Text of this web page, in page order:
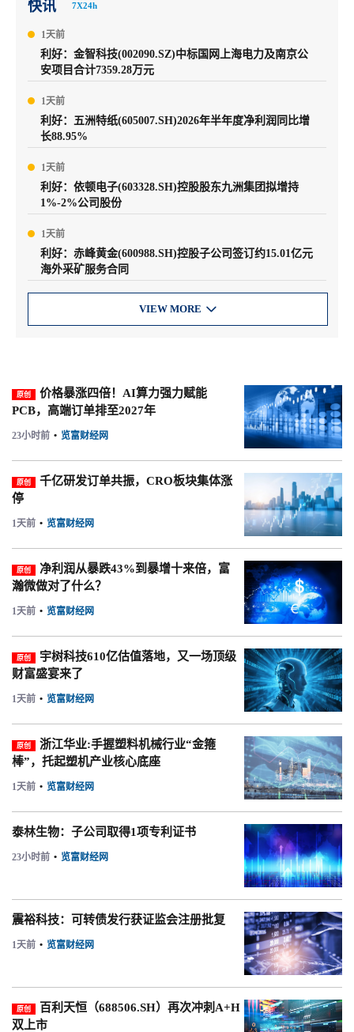
快讯 7X24h
1天前
利好：金智科技(002090.SZ)中标国网上海电力及南京公
安项目合计7359.28万元
1天前
利好：五洲特纸(605007.SH)2026年半年度净利润同比增
长88.95%
1天前
利好：依顿电子(603328.SH)控股股东九洲集团拟增持
1%-2%公司股份
1天前
利好：赤峰黄金(600988.SH)控股子公司签订约15.01亿元
海外采矿服务合同
VIEW MORE 
原创
价格暴涨四倍！AI算力强力赋能
PCB，高端订单排至2027年
23小时前 • 览富财经网
原创
千亿研发订单共振，CRO板块集体涨
停
1天前 • 览富财经网
原创
净利润从暴跌43%到暴增十来倍，富
瀚微做对了什么？
1天前 • 览富财经网
原创
宇树科技610亿估值落地，又一场顶级
财富盛宴来了
1天前 • 览富财经网
原创
浙江华业:手握塑料机械行业“金箍
棒”，托起塑机产业核心底座
1天前 • 览富财经网
泰林生物：子公司取得1项专利证书
23小时前 • 览富财经网
震裕科技：可转债发行获证监会注册批复
1天前 • 览富财经网
原创
百利天恒（688506.SH）再次冲刺A+H
双上市